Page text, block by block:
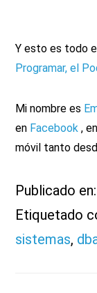
Y esto es todo
Programar, el
Mi nombre es
en Facebook , en
móvil tanto
Publicado en:
Etiquetado
sistemas,